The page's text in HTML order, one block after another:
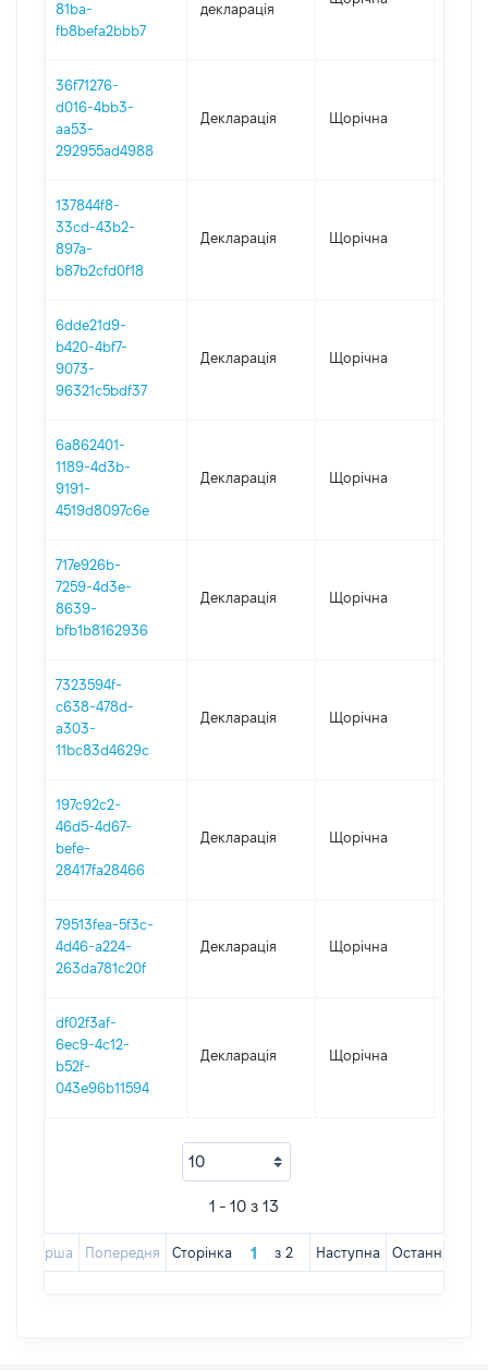
81ba-
fb8befa2bbb7
декларація
36f71276-
d016-4bb3-
aa53-
292955ad4988
Декларація Щорічна
137844f8-
33cd-43b2-
897a-
b87b2cfd0f18
Декларація Щорічна
6dde21d9-
b420-4bf7-
9073-
96321c5bdf37
Декларація Щорічна
6a862401-
1189-4d3b-
9191-
4519d8097c6e
Декларація Щорічна
717e926b-
7259-4d3e-
8639-
bfb1b8162936
Декларація Щорічна
7323594f-
c638-478d-
a303-
11bc83d4629c
Декларація Щорічна
197c92c2-
46d5-4d67-
befe-
28417fa28466
Декларація Щорічна
79513fea-5f3c-
4d46-a224-
263da781c20f
Декларація Щорічна
df02f3af-
6ec9-4c12-
b52f-
043e96b11594
Декларація Щорічна
1 - 10 з 13
Перша Попередня Сторінка з 2 Наступна Остання